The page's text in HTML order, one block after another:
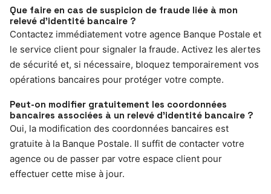
Que faire en cas de suspicion de fraude liée à mon
relevé d’identité bancaire ?
Contactez immédiatement votre agence Banque Postale et
le service client pour signaler la fraude. Activez les alertes
de sécurité et, si nécessaire, bloquez temporairement vos
opérations bancaires pour protéger votre compte.
Peut-on modifier gratuitement les coordonnées
bancaires associées à un relevé d’identité bancaire ?
Oui, la modification des coordonnées bancaires est
gratuite à la Banque Postale. Il suffit de contacter votre
agence ou de passer par votre espace client pour
effectuer cette mise à jour.